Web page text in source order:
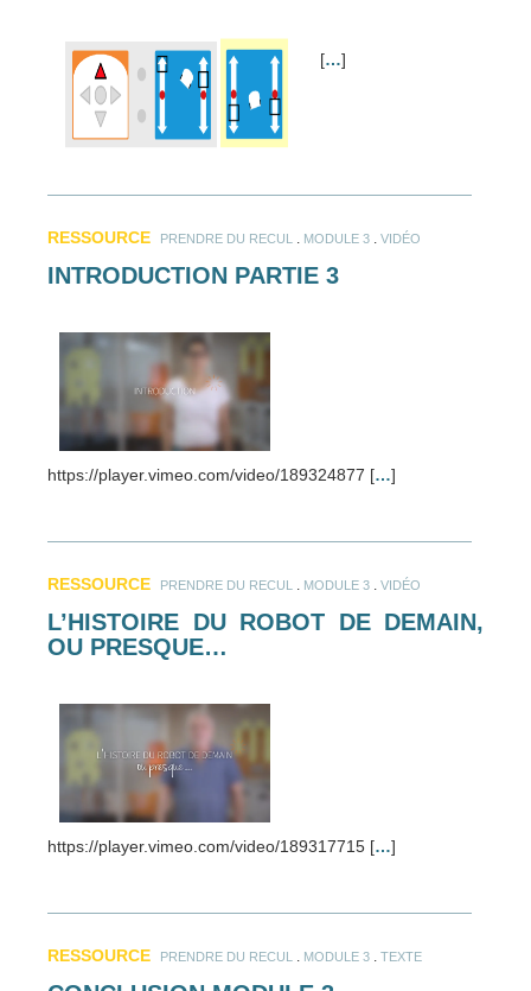
[…]
RESSOURCE PRENDRE DU RECUL MODULE 3 VIDÉO
INTRODUCTION PARTIE 3
https://player.vimeo.com/video/189324877 […]
RESSOURCE PRENDRE DU RECUL MODULE 3 VIDÉO
L’HISTOIRE DU ROBOT DE DEMAIN,
OU PRESQUE…
https://player.vimeo.com/video/189317715 […]
RESSOURCE PRENDRE DU RECUL MODULE 3 TEXTE